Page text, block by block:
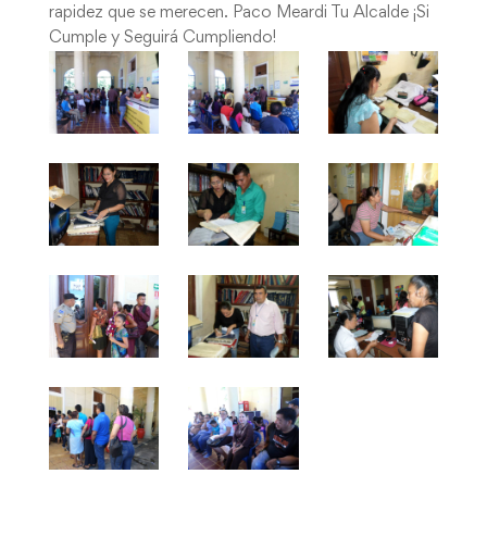
rapidez que se merecen. Paco Meardi Tu Alcalde ¡Si
Cumple y Seguirá Cumpliendo!